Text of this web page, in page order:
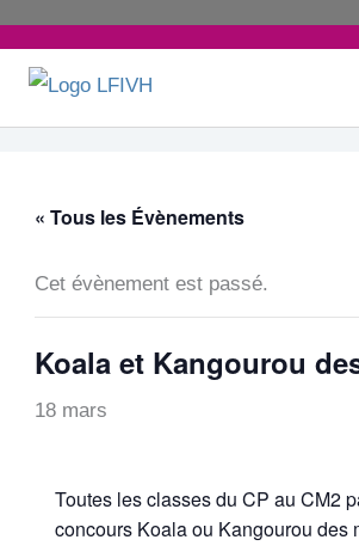
au
contenu
« Tous les Évènements
Cet évènement est passé.
Koala et Kangourou
18 mars
Toutes les classes du CP au CM2
concours Koala ou Kangourou des